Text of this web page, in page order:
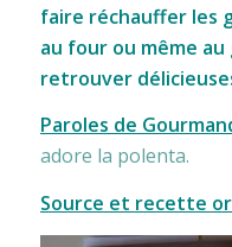
faire réchauffer les
au four ou même
retrouver
Paroles de
adore la polenta.
Source et recette